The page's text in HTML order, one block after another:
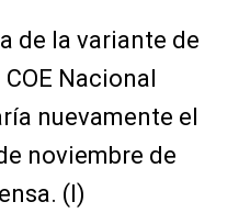
de la variante de
Nacional
nuevamente el
noviembre de
(I)